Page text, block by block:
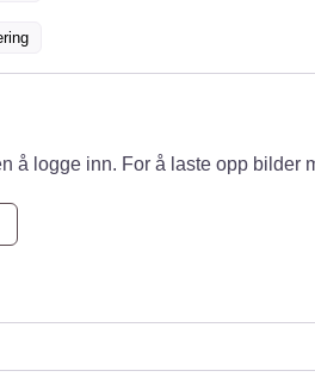
å logge inn. For å laste opp bilder